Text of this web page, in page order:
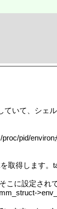
いて、シェ
pid/
取得します。
こに設定さ